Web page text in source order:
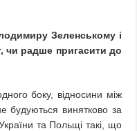
Зеленському і
чи радше пригасити до
боку, відносини між
будуються винятково за
та Польщі такі, що